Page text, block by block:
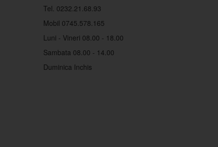
Tel. 0232.21.68.93
Mobil 0745.578.165
Luni - Vineri 08.00 - 18.00
Sambata 08.00 - 14.00
Duminica Inchis